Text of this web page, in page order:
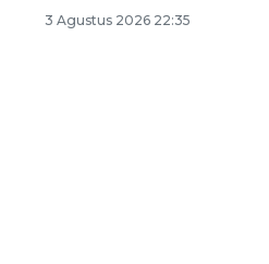
3 Agustus 2026 22:35